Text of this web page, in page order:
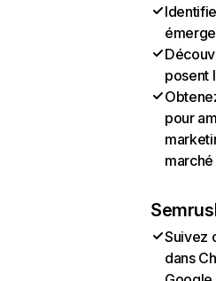
posent
pour
marché
Suivez
dans